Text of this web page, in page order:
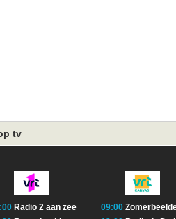
tv
Radio 2 aan zee
09:00